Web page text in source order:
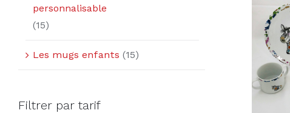
personnalisable
(15)
Les mugs enfants (15)
Filtrer par tarif